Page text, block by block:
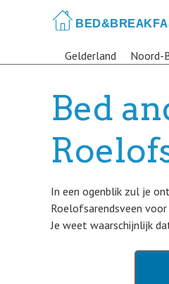
Gelderland Noord-
Bed
In een ogenblik zul je
Roelofsarendsveen voor
Je weet waarschijnlijk